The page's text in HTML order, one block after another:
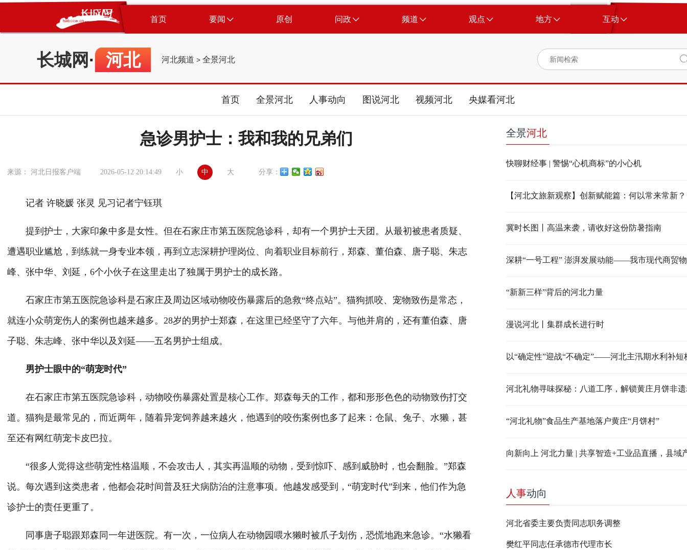
首页 要闻 原创 问政 频道 观点 地方 互动
长城网 · 河北 河北频道 > 全景河北
首页 全景河北 人事动向 图说河北 视频河北 央媒看河北
急诊男护士：我和我的兄弟们
来源： 河北日报客户端 2026-05-12 20:14:49 小 中 大 分享：
记者 许晓媛 张灵 见习记者宁钰琪
提到护士，大家印象中多是女性。但在石家庄市第五医院急诊科，却有一个男护士天团。从最初被患者质疑、
遭遇职业尴尬，到练就一身专业本领，再到立志深耕护理岗位、向着职业目标前行，郑森、董伯森、唐子聪、朱志
峰、张中华、刘延，6个小伙子在这里走出了独属于男护士的成长路。
石家庄市第五医院急诊科是石家庄及周边区域动物咬伤暴露后的急救“终点站”。猫狗抓咬、宠物致伤是常态，
就连小众萌宠伤人的案例也越来越多。28岁的男护士郑森，在这里已经坚守了六年。与他并肩的，还有董伯森、唐
子聪、朱志峰、张中华以及刘延——五名男护士组成。
男护士眼中的“萌宠时代”
在石家庄市第五医院急诊科，动物咬伤暴露处置是核心工作。郑森每天的工作，都和形形色色的动物致伤打交
道。猫狗是最常见的，而近两年，随着异宠饲养越来越火，他遇到的咬伤案例也多了起来：仓鼠、兔子、水獭，甚
至还有网红萌宠卡皮巴拉。
“很多人觉得这些萌宠性格温顺，不会攻击人，其实再温顺的动物，受到惊吓、感到威胁时，也会翻脸。”郑森
说。每次遇到这类患者，他都会花时间普及狂犬病防治的注意事项。他越发感受到，“萌宠时代”到来，他们作为急
诊护士的责任更重了。
同事唐子聪跟郑森同一年进医院。有一次，一位病人在动物园喂水獭时被爪子划伤，恐慌地跑来急诊。“水獭看
全景河北
快聊财经事 | 警惕“心机商标”的小心机
【河北文旅新观察】创新赋能篇：何以常来常新？
冀时长图丨高温来袭，请收好这份防暑指南
“新新三样”背后的河北力量
漫说河北丨集群成长进行时
以“确定性”迎战“不确定”——河北主汛期水利补短
河北礼物寻味探秘：八道工序，解锁黄庄月饼非
“河北礼物”食品生产基地落户黄庄“月饼村”
人事动向
河北省委主要负责同志职务调整
樊红平同志任承德市代理市长